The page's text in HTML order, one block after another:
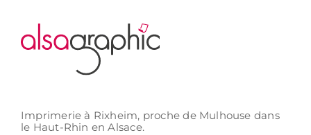
Imprimerie à Rixheim, proche de Mulhouse dans
le Haut-Rhin en Alsace.